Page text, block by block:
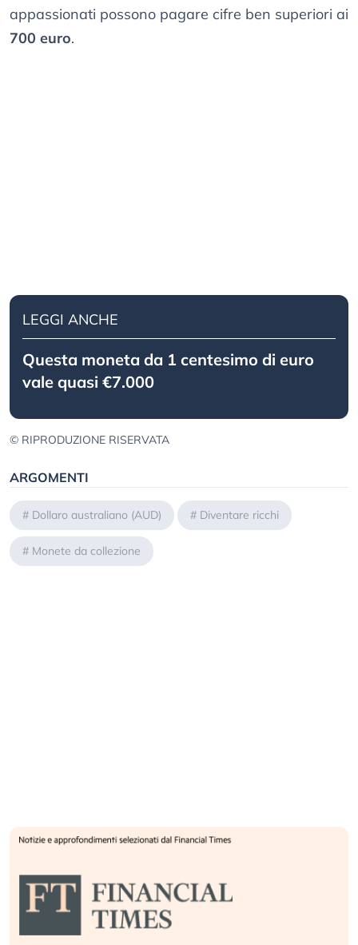
appassionati possono pagare cifre ben superiori ai
700 euro.
LEGGI ANCHE
Questa moneta da 1 centesimo di euro
vale quasi €7.000
© RIPRODUZIONE RISERVATA
ARGOMENTI
# Dollaro australiano (AUD) # Diventare ricchi
# Monete da collezione